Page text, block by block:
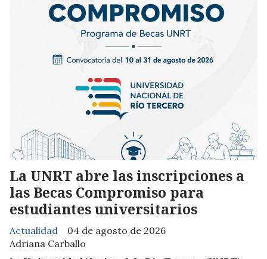
La UNRT abre las inscripciones a
las Becas Compromiso para
estudiantes universitarios
Adriana Carballo
Actualidad 04 de agosto de 2026